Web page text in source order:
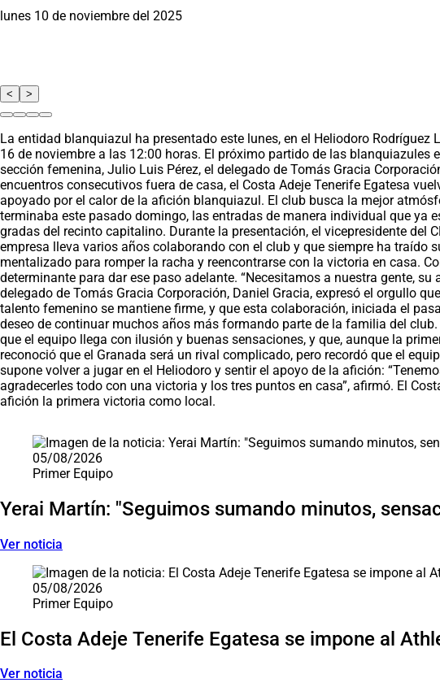
lunes 10 de noviembre del 2025
< >
La entidad blanquiazul ha presentado este lunes, en el Heliodoro
16 de noviembre a las 12:00 horas. El próximo partido de las
sección femenina, Julio Luis Pérez, el delegado de Tomás Gracia
encuentros consecutivos fuera de casa, el Costa Adeje Tenerife Egatesa
apoyado por el calor de la afición blanquiazul. El club busca la mejor
terminaba este pasado domingo, las entradas de manera individual que ya
gradas del recinto capitalino. Durante la presentación, el vicepresidente del
empresa lleva varios años colaborando con el club y que siempre ha traído
mentalizado para romper la racha y reencontrarse con la victoria en casa.
determinante para dar ese paso adelante. “Necesitamos a nuestra gente,
delegado de Tomás Gracia Corporación, Daniel Gracia, expresó el orgullo
talento femenino se mantiene firme, y que esta colaboración, iniciada el
deseo de continuar muchos años más formando parte de la familia del
que el equipo llega con ilusión y buenas sensaciones, y que, aunque la
reconoció que el Granada será un rival complicado, pero recordó que el
supone volver a jugar en el Heliodoro y sentir el apoyo de la afición:
agradecerles todo con una victoria y los tres puntos en casa”, afirmó. El
afición la primera victoria como local.
05/08/2026
Primer Equipo
Yerai Martín: "Seguimos sumando minutos,
Ver noticia
05/08/2026
Primer Equipo
El Costa Adeje Tenerife Egatesa se impone al
Ver noticia